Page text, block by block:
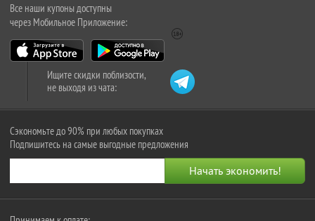
Все наши купоны доступны
через Мобильное Приложение:
Ищите скидки поблизости,
не выходя из чата:
Сэкономьте до 90% при любых покупках
Подпишитесь на самые выгодные предложения